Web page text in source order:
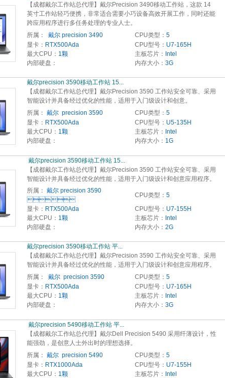
【成都戴尔工作站总代理】戴尔Precision 3490移动工作站，这款 14
英寸工作站轻巧便携，非常适合需要小巧设备高效开展工作，同时还能
跨应用程序进行多任务处理的专业人士。
所属：
 戴尔 precision 3490 CPU类型： 5
显卡： RTX500Ada CPU型号： U7-165H
最大CPU： 1颗 主板芯片： Intel
内部硬盘：
内存大小： 3G
戴尔precision 3590移动工作站 15...  
【成都戴尔工作站总代理】戴尔Precision 3590 工作站安全可靠、采用
智能设计并具备经过优化的性能，适用于入门级设计和创意。
所属： 戴尔  precision 3590 CPU类型： 5
显卡： RTX500Ada CPU型号： U5-135H
最大CPU： 1颗 主板芯片： Intel
内部硬盘：
内存大小： 1G
 戴尔precision 3590移动工作站 15...
【成都戴尔工作站总代理】戴尔Precision 3590 工作站安全可靠、采用
智能设计并具备经过优化的性能，适用于入门级设计和创意应用程序。
所属： 戴尔 precision 3590

CPU类型： 5
显卡： RTX500Ada CPU型号： U7-155H
最大CPU： 1颗 主板芯片： Intel
内部硬盘：
内存大小： 2G
戴尔precision 3590移动工作站 平... 
【成都戴尔工作站总代理】戴尔Precision 3590 工作站安全可靠、采用
智能设计并具备经过优化的性能，适用于入门级设计和创意应用程序。
所属：
 戴尔  precision 3590 CPU类型： 5
显卡： RTX500Ada CPU型号： U7-165H
最大CPU： 1颗 主板芯片： Intel
内部硬盘：
内存大小： 3G
 戴尔precision 5490移动工作站 平...
【成都戴尔工作站总代理】戴尔Dell Precision 5490 采用纤薄设计，性
能强劲，是创意人士外出时的理想选择。
所属： 戴尔  precision 5490 CPU类型： 5
显卡： RTX1000Ada CPU型号： U7-155H
最大CPU： 1颗 主板芯片： Intel